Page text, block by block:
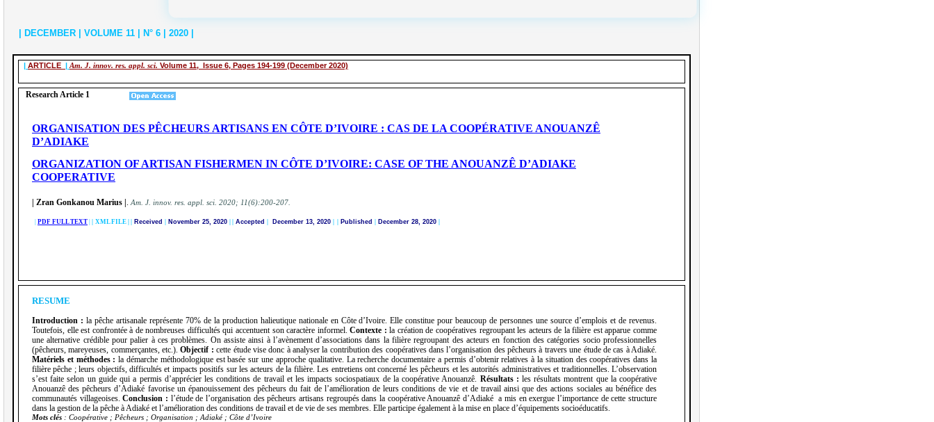
| ARTICLE | Am. J. innov. res. appl. sci. Volume 11, Issue 6, Pages 194-199 (December 2020)
Research Article 1
| DECEMBER | VOLUME 11 | N° 6 | 2020 |
RESUME
Introduction : la pêche artisanale représente 70% de la production halieutique nationale en Côte d’Ivoire. Elle constitue pour beaucoup de personnes une source d’emplois et de revenus.
Toutefois, elle est confrontée à de nombreuses difficultés qui accentuent son caractère informel.Contexte : la création de coopératives regroupant les acteurs de la filière est apparue comme
une alternative crédible pour palier à ces problèmes. On assiste ainsi à l’avènement d’associations dans la filière regroupant des acteurs en fonction des catégories socio professionnelles
(pêcheurs, mareyeuses, commerçantes, etc.).Objectif : cette étude vise donc à analyser la contribution des coopératives dans l’organisation des pêcheurs à travers une étude de cas à Adiaké.
Matériels et méthodes : la démarche méthodologique est basée sur une approche qualitative. La recherche documentaire a permis d’obtenir relatives à la situation des coopératives dans la
filière pêche ; leurs objectifs, difficultés et impacts positifs sur les acteurs de la filière. Les entretiens ont concerné les pêcheurs et les autorités administratives et traditionnelles. L’observation
s’est faite selon un guide qui a permis d’apprécier les conditions de travail et les impacts sociospatiaux de la coopérative Anouanzê. Résultats : les résultats montrent que la coopérative
Anouanzê des pêcheurs d’Adiaké favorise un épanouissement des pêcheurs du fait de l’amélioration de leurs conditions de vie et de travail ainsi que des actions sociales au bénéfice des
communautés villageoises.Conclusion : l’étude de l’organisation des pêcheurs artisans regroupés dans la coopérative Anouanzê d’Adiaké a mis en exergue l’importance de cette structure
dans la gestion de la pêche à Adiaké et l’amélioration des conditions de travail et de vie de ses membres. Elle participe également à la mise en place d’équipements socioéducatifs.
Mots clés : Coopérative ; Pêcheurs ; Organisation ; Adiaké ; Côte d’Ivoire
ORGANISATION DES PÊCHEURS ARTISANS EN CÔTE D’IVOIRE : CAS DE LA COOPÉRATIVE ANOUANZÊ
D’ADIAKE
ORGANIZATION OF ARTISAN FISHERMEN IN CÔTE D’IVOIRE: CASE OF THE ANOUANZÊ D’ADIAKE
COOPERATIVE
| Zran Gonkanou Marius . Am. J. innov. res. appl. sci. 2020; 11(6):200-207.
PDF FULL TEXT XML FILE | | Received November 25, 2020 Accepted December 13, 2020 Published December 28, 2020